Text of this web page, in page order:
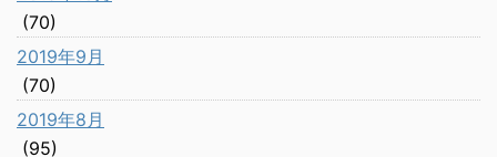
(70)
2019年9月
(70)
2019年8月
(95)